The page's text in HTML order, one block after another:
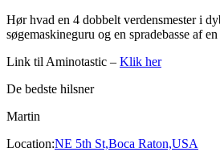
Hør hvad en 4 dobbelt verdensmester i
søgemaskineguru og en spradebasse af
Link til Aminotastic – Klik her
De bedste hilsner
Martin
Location:NE 5th St,Boca Raton,USA